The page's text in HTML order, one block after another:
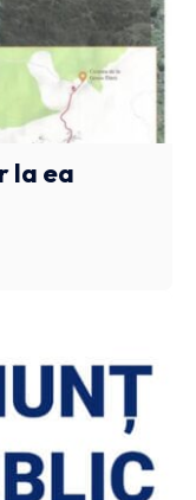
la ea